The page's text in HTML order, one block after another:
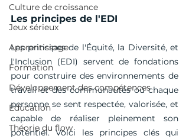
Culture de croissance
Jeux sérieux
Apprentissage
Formation
Développement des compétences
Éducation
Théorie du flow
Les principes de l'EDI
Les principes de l'Équité, la Diversité, et
l'Inclusion (EDI) servent de fondations
pour construire des environnements de
travail et des communautés où chaque
personne se sent respectée, valorisée, et
capable de réaliser pleinement son
potentiel. Voici les principes clés qui